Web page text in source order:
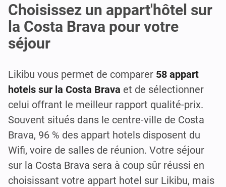
Choisissez un appart'hôtel sur
la Costa Brava pour votre
séjour
Likibu vous permet de comparer 58 appart
hotels sur la Costa Brava et de sélectionner
celui offrant le meilleur rapport qualité-prix.
Souvent situés dans le centre-ville de Costa
Brava, 96 % des appart hotels disposent du
Wifi, voire de salles de réunion. Votre séjour
sur la Costa Brava sera à coup sûr réussi en
choisissant votre appart hotel sur Likibu, mais